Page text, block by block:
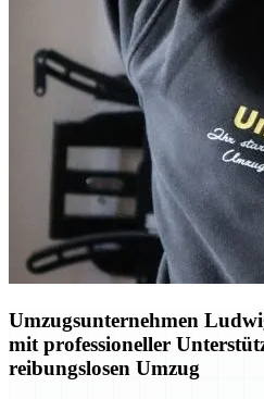
Umzugsunternehmen
mit professioneller
reibungslosen Umzug